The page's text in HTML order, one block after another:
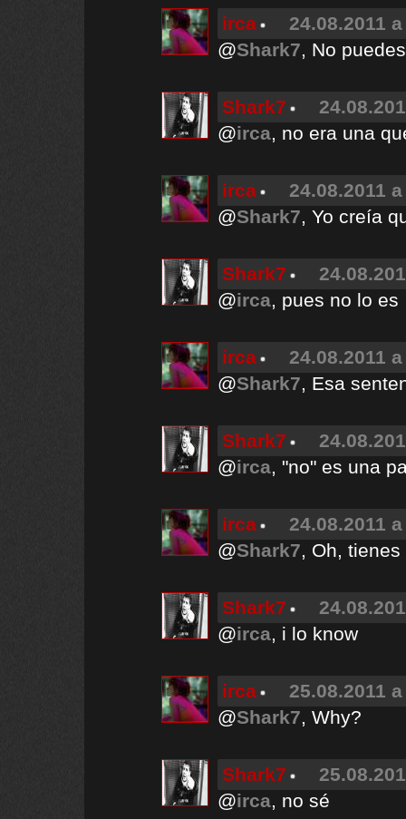
irca
24.08.2011
@Shark7, No
Shark7
@irca, no era una
irca
24.08.2011
@Shark7, Yo creía
Shark7
@irca, pues no lo es
irca
24.08.2011
@Shark7, Esa
Shark7
@irca, "no" es una
irca
24.08.2011
@Shark7, Oh,
Shark7
@irca, i lo know
irca
25.08.2011
@Shark7, Why?
Shark7
@irca, no sé